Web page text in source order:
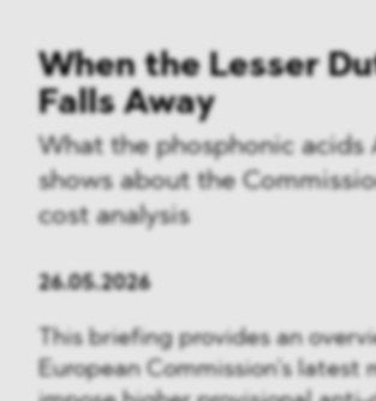
When the Lesser
Falls Away
What the phosphonic acids
shows about the
cost analysis
26.05.2026
This briefing provides an
European Commission’s latest